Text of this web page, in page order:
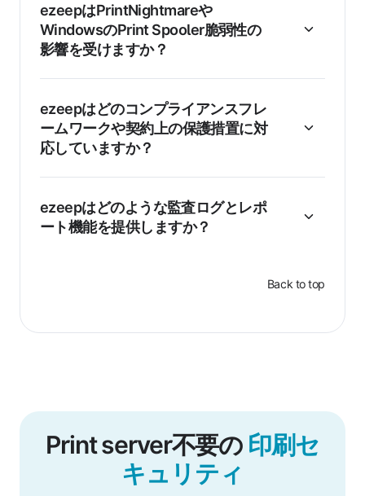
ezeepはPrintNightmareや
WindowsのPrint Spooler脆弱性の
影響を受けますか？
ezeepはどのコンプライアンスフレ
ームワークや契約上の保護措置に対
応していますか？
ezeepはどのような監査ログとレポ
ート機能を提供しますか？
Back to top
Print server不要の 印刷セ
キュリティ